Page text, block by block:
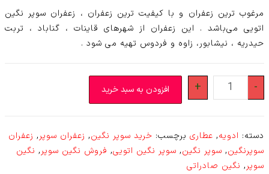
مرغوب ترین زعفران و با کیفیت ترین زعفران ، زعفران سوپر نگین
اتویی می‌باشد . این زعفران از شهرهای قاینات ، گناباد ، تربت
حیدریه ، نیشابور، زاوه و فردوس تهیه می شود .
-
زعفران
سوپر
گرم)
عدد
+ افزودن به سبد خرید
دسته: ادویه, عطاری برچسب: خرید سوپر نگین, زعفران سوپر, زعفران
سوپرنگین, سوپر نگین, سوپر نگین اتویی, فروش نگین سوپر, نگین
سوپر, نگین صادراتی